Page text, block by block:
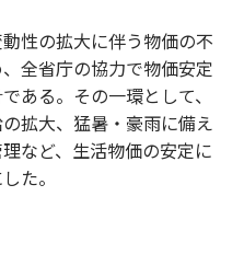
性の拡大に伴う物価の不
全省庁の協力で物価安定
ある。その一環として、
拡大、猛暑・豪雨に備え
など、生活物価の安定に
た。